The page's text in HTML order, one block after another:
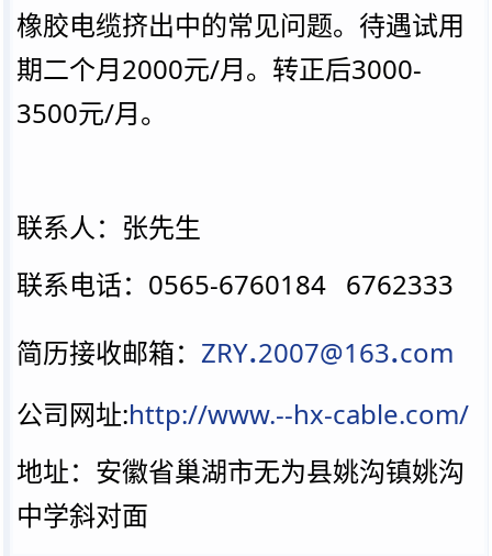
橡胶电缆挤出中的常见问题。待遇试用
期二个月2000元/月。转正后3000-
3500元/月。
联系人：张先生
联系电话：0565-6760184 6762333
简历接收邮箱： ZRY.2007@163.com
公司网址:http://www.--hx-cable.com/
地址：安徽省巢湖市无为县姚沟镇姚沟
中学斜对面